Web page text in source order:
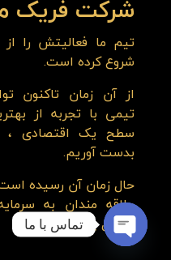
شرکت فریک
شروع کرده است.
از آن زمان تاکنون
تیمی با تجربه از
سطح یک اقتصادی ،
بدست آوریم.
حال زمان آن رسیده
علاقه مندان به
انتقال یابد.تماس با ما